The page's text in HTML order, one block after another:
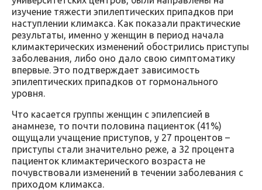
изучение тяжести эпилептических припадков при
наступлении климакса. Как показали практические
результаты, именно у женщин в период начала
климактерических изменений обострились приступы
заболевания, либо оно дало свою симптоматику
впервые. Это подтверждает зависимость
эпилептических припадков от гормонального
уровня.
Что касается группы женщин с эпилепсией в
анамнезе, то почти половина пациенток (41%)
ощущали учащение приступов, у 27 процентов –
приступы стали значительно реже, а 32 процента
пациенток климактерического возраста не
почувствовали изменений в течении заболевания с
приходом климакса.